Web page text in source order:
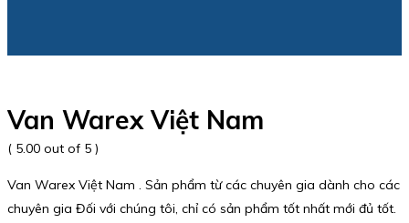
Van Warex Việt Nam
( 5.00 out of 5 )
Van Warex Việt Nam . Sản phẩm từ các chuyên gia dành cho các
chuyên gia Đối với chúng tôi, chỉ có sản phẩm tốt nhất mới đủ tốt.